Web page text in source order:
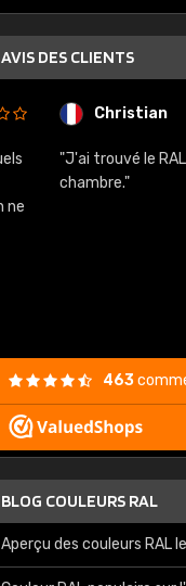
AVIS DES CLIENTS
Christian
"J'ai trouvé le RAL
chambre."
463
BLOG COULEURS RAL
Aperçu des couleurs RAL